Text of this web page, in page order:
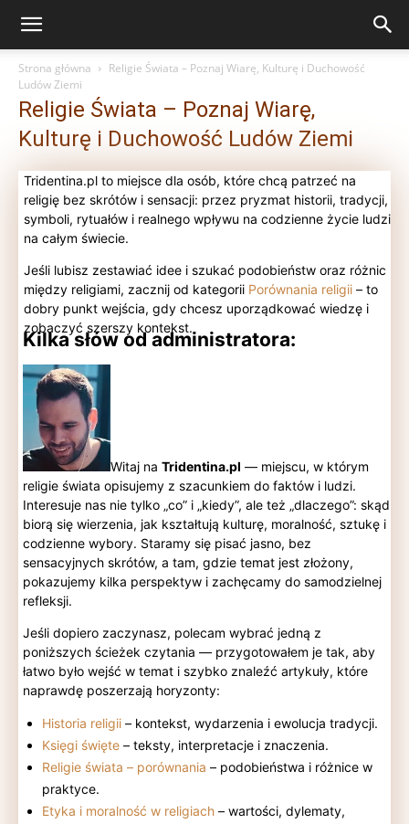
Strona główna
Religie Świata – Poznaj Wiarę, Kulturę i Duchowość
Ludów Ziemi
Religie Świata – Poznaj Wiarę,
Kulturę i Duchowość Ludów Ziemi
Tridentina.pl to miejsce dla osób, które chcą patrzeć na
religię bez skrótów i sensacji: przez pryzmat historii, tradycji,
symboli, rytuałów i realnego wpływu na codzienne życie ludzi
na całym świecie.
Jeśli lubisz zestawiać idee i szukać podobieństw oraz różnic
między religiami, zacznij od kategorii Porównania religii – to
dobry punkt wejścia, gdy chcesz uporządkować wiedzę i
zobaczyć szerszy kontekst.
Kilka słów od administratora:
Witaj na Tridentina.pl — miejscu, w którym
religie świata opisujemy z szacunkiem do faktów i ludzi.
Interesuje nas nie tylko „co” i „kiedy”, ale też „dlaczego”: skąd
biorą się wierzenia, jak kształtują kulturę, moralność, sztukę i
codzienne wybory. Staramy się pisać jasno, bez
sensacyjnych skrótów, a tam, gdzie temat jest złożony,
pokazujemy kilka perspektyw i zachęcamy do samodzielnej
refleksji.
Jeśli dopiero zaczynasz, polecam wybrać jedną z
poniższych ścieżek czytania — przygotowałem je tak, aby
łatwo było wejść w temat i szybko znaleźć artykuły, które
naprawdę poszerzają horyzonty:
Historia religii – kontekst, wydarzenia i ewolucja tradycji.
Księgi święte – teksty, interpretacje i znaczenia.
Religie świata – porównania – podobieństwa i różnice w
praktyce.
Etyka i moralność w religiach – wartości, dylematy,